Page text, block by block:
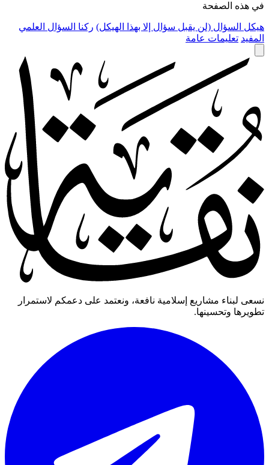
في هذه الصفحة
هيكل السؤال (لن يقبل سؤال إلا بهذا الهيكل) ركنا السؤال العلمي
المفيد تعليمات عامة
نسعى لبناء مشاريع إسلامية نافعة، ونعتمد على دعمكم لاستمرار
تطويرها وتحسينها.